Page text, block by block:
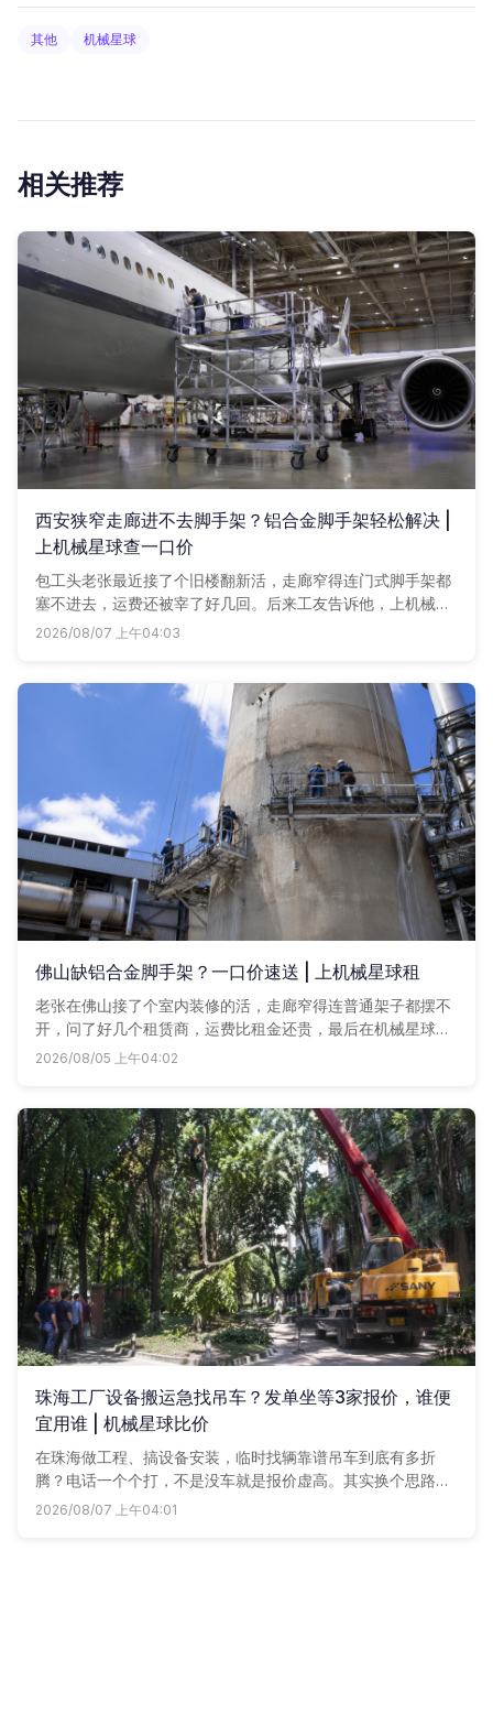
其他 机械星球
相关推荐
西安狭窄走廊进不去脚手架？铝合金脚手架轻松解决 |
上机械星球查一口价
包工头老张最近接了个旧楼翻新活，走廊窄得连门式脚手架都
塞不进去，运费还被宰了好几回。后来工友告诉他，上机械星
球租铝合金脚手架，全城一口价，轮子踏板全配齐，手机点一
2026/08/07 上午04:03
佛山缺铝合金脚手架？一口价速送 | 上机械星球租
老张在佛山接了个室内装修的活，走廊窄得连普通架子都摆不
开，问了好几个租赁商，运费比租金还贵，最后在机械星球点
了几下，铝合金脚手架连踏板带轮子半小时送到，省心又省
2026/08/05 上午04:02
珠海工厂设备搬运急找吊车？发单坐等3家报价，谁便
宜用谁 | 机械星球比价
在珠海做工程、搞设备安装，临时找辆靠谱吊车到底有多折
腾？电话一个个打，不是没车就是报价虚高。其实换个思路，
让车老板主动找咱们，那感觉就完全不一样了。
2026/08/07 上午04:01